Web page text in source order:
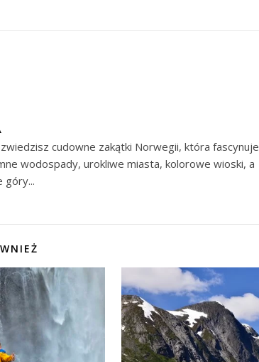
cudowne zakątki Norwegii, która fascynuje
wodospady, urokliwe miasta, kolorowe wioski, a
góry...